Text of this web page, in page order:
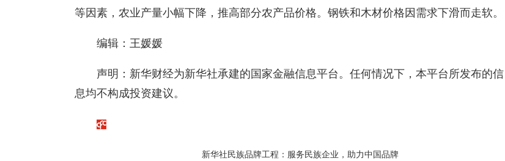
等因素，农业产量小幅下降，推高部分农产品价格。钢铁和木材价格因需求下滑而走软。
编辑：王媛媛
声明：新华财经为新华社承建的国家金融信息平台。任何情况下，本平台所发布的信
息均不构成投资建议。
新华社民族品牌工程：服务民族企业，助力中国品牌